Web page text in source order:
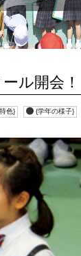
ル開会！
色} {学年の様子}